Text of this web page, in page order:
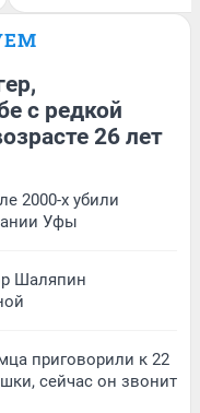
с редкой
26 лет
2000-х убили
Уфы
Шаляпин
приговорили к 22
сейчас он звонит